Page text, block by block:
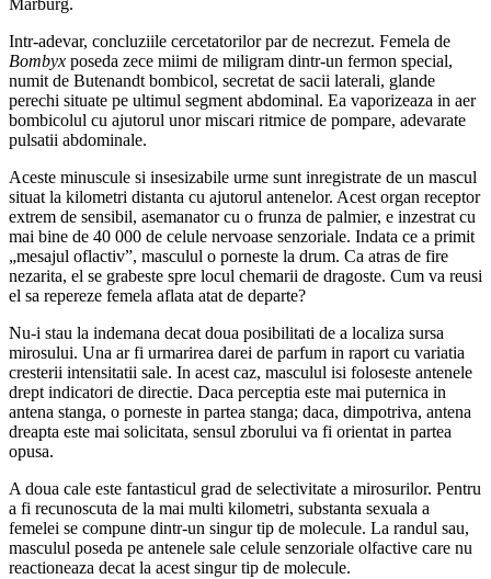
Marburg.
Intr-adevar, concluziile cercetatorilor par de necrezut. Femela de
Bombyx poseda zece miimi de miligram dintr-un fermon special,
numit de Butenandt bombicol, secretat de sacii laterali, glande
perechi situate pe ultimul segment abdominal. Ea vaporizeaza in aer
bombicolul cu ajutorul unor miscari ritmice de pompare, adevarate
pulsatii abdominale.
Aceste minuscule si insesizabile urme sunt inregistrate de un mascul
situat la kilometri distanta cu ajutorul antenelor. Acest organ receptor
extrem de sensibil, asemanator cu o frunza de palmier, e inzestrat cu
mai bine de 40 000 de celule nervoase senzoriale. Indata ce a primit
„mesajul oflactiv”, masculul o porneste la drum. Ca atras de fire
nezarita, el se grabeste spre locul chemarii de dragoste. Cum va reusi
el sa repereze femela aflata atat de departe?
Nu-i stau la indemana decat doua posibilitati de a localiza sursa
mirosului. Una ar fi urmarirea darei de parfum in raport cu variatia
cresterii intensitatii sale. In acest caz, masculul isi foloseste antenele
drept indicatori de directie. Daca perceptia este mai puternica in
antena stanga, o porneste in partea stanga; daca, dimpotriva, antena
dreapta este mai solicitata, sensul zborului va fi orientat in partea
opusa.
A doua cale este fantasticul grad de selectivitate a mirosurilor. Pentru
a fi recunoscuta de la mai multi kilometri, substanta sexuala a
femelei se compune dintr-un singur tip de molecule. La randul sau,
masculul poseda pe antenele sale celule senzoriale olfactive care nu
reactioneaza decat la acest singur tip de molecule.